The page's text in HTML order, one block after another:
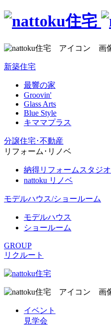
新築住宅
最響の家
Groovin'
Glass Arts
Blue Style
キママプラス
分譲住宅･不動産
リフォーム･リノベ
納得リフォームスタジオ
nattoku リノベ
モデルハウス/ショールーム
モデルハウス
ショールーム
GROUP
リクルート
イベント
見学会